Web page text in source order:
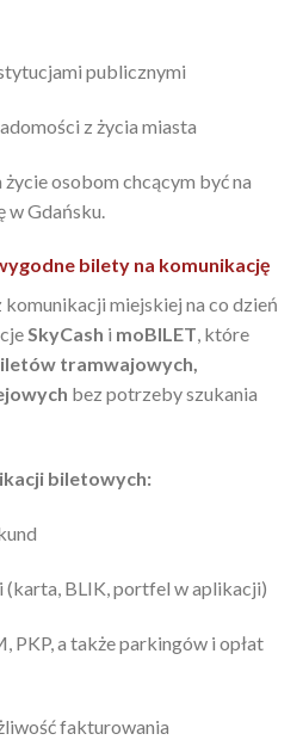
publicznymi
z życia miasta
osobom chcącym być na
w Gdańsku.
bilety na komunikację
miejskiej na co dzień
SkyCash i moBILET, które
tramwajowych,
bez potrzeby szukania
biletowych:
(karta, BLIK, portfel w aplikacji)
a także parkingów i opłat
fakturowania